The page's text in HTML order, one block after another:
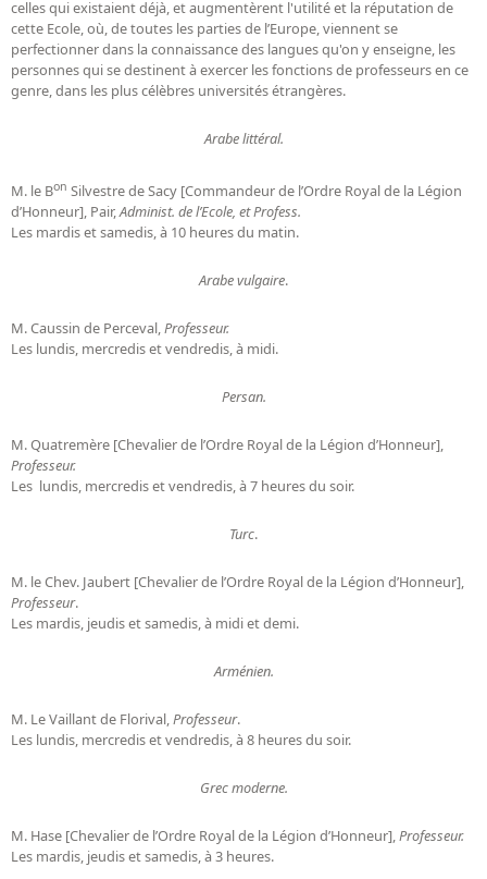
celles qui existaient déjà, et augmentèrent l'utilité et la réputation de
cette Ecole, où, de toutes les parties de l’Europe, viennent se
perfectionner dans la connaissance des langues qu'on y enseigne, les
personnes qui se destinent à exercer les fonctions de professeurs en ce
genre, dans les plus célèbres universités étrangères.
Arabe littéral.
M. le Bon Silvestre de Sacy [Commandeur de l’Ordre Royal de la Légion
d’Honneur], Pair,Administ. de l’Ecole, et Profess.
Les mardis et samedis, à 10 heures du matin.
Arabe vulgaire.
M. Caussin de Perceval,Professeur.
Les lundis, mercredis et vendredis, à midi.
Persan.
M. Quatremère [Chevalier de l’Ordre Royal de la Légion d’Honneur],
Professeur.
Les lundis, mercredis et vendredis, à 7 heures du soir.
Turc.
M. le Chev. Jaubert [Chevalier de l’Ordre Royal de la Légion d’Honneur],
Professeur.
Les mardis, jeudis et samedis, à midi et demi.
Arménien.
M. Le Vaillant de Florival,Professeur.
Les lundis, mercredis et vendredis, à 8 heures du soir.
Grec moderne.
M. Hase [Chevalier de l’Ordre Royal de la Légion d’Honneur],Professeur.
Les mardis, jeudis et samedis, à 3 heures.